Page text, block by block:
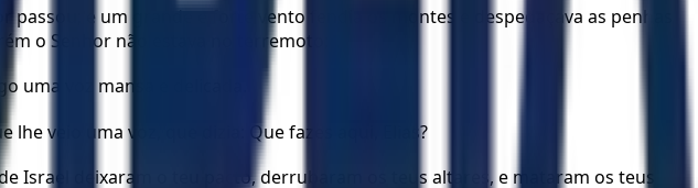
passou; e um grande e forte vento fendia os montes e despedaçava as penhas
o Senhor não estava no terremoto;
uma voz mansa e delicada.
lhe veio uma voz, que dizia: Que fazes aqui, Elias?
Israel deixaram o teu pacto, derrubaram os teus altares, e mataram os teus